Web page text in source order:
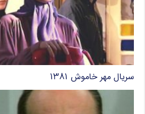
سریال مهر خاموش ۱۳۸۱